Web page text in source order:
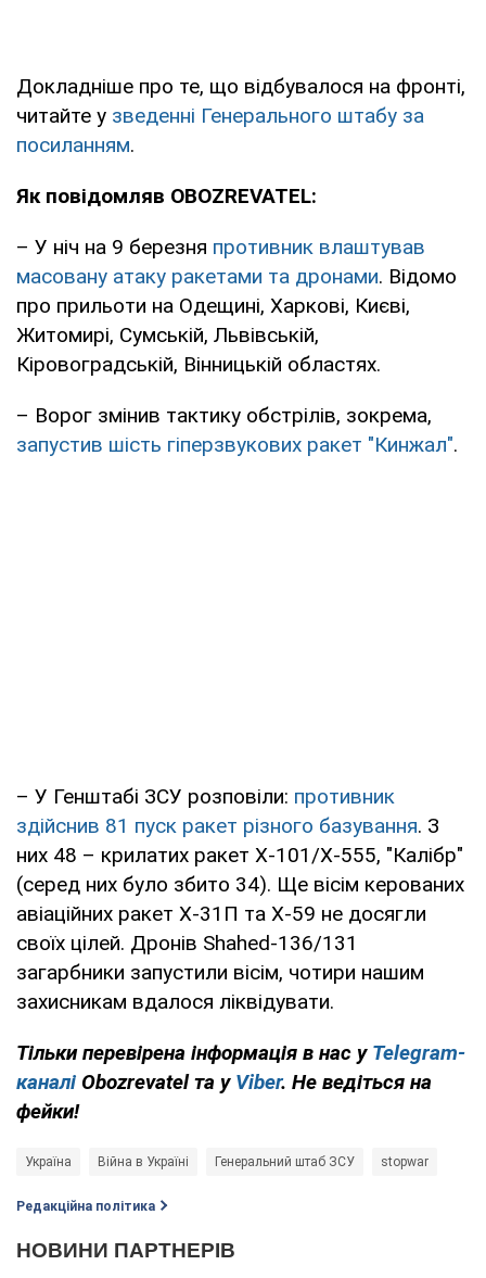
Докладніше про те, що відбувалося на фронті,
читайте у зведенні Генерального штабу за
посиланням.
Як повідомляв OBOZREVATEL:
– У ніч на 9 березня противник влаштував
масовану атаку ракетами та дронами. Відомо
про прильоти на Одещині, Харкові, Києві,
Житомирі, Сумській, Львівській,
Кіровоградській, Вінницькій областях.
– Ворог змінив тактику обстрілів, зокрема,
запустив шість гіперзвукових ракет "Кинжал".
– У Генштабі ЗСУ розповіли: противник
здійснив 81 пуск ракет різного базування. З
них 48 – крилатих ракет Х-101/Х-555, "Калібр"
(серед них було збито 34). Ще вісім керованих
авіаційних ракет Х-31П та Х-59 не досягли
своїх цілей. Дронів Shahed-136/131
загарбники запустили вісім, чотири нашим
захисникам вдалося ліквідувати.
Тільки перевірена інформація в нас у Telegram-
каналі Obozrevatel та у Viber. Не ведіться на
фейки!
Україна Війна в Україні Генеральний штаб ЗСУ stopwar
Редакційна політика